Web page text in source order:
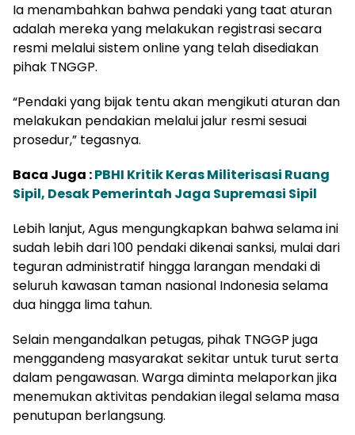
Ia menambahkan bahwa pendaki yang taat aturan
adalah mereka yang melakukan registrasi secara
resmi melalui sistem online yang telah disediakan
pihak TNGGP.
“Pendaki yang bijak tentu akan mengikuti aturan dan
melakukan pendakian melalui jalur resmi sesuai
prosedur,” tegasnya.
Baca Juga :PBHI Kritik Keras Militerisasi Ruang
Sipil, Desak Pemerintah Jaga Supremasi Sipil
Lebih lanjut, Agus mengungkapkan bahwa selama ini
sudah lebih dari 100 pendaki dikenai sanksi, mulai dari
teguran administratif hingga larangan mendaki di
seluruh kawasan taman nasional Indonesia selama
dua hingga lima tahun.
Selain mengandalkan petugas, pihak TNGGP juga
menggandeng masyarakat sekitar untuk turut serta
dalam pengawasan. Warga diminta melaporkan jika
menemukan aktivitas pendakian ilegal selama masa
penutupan berlangsung.